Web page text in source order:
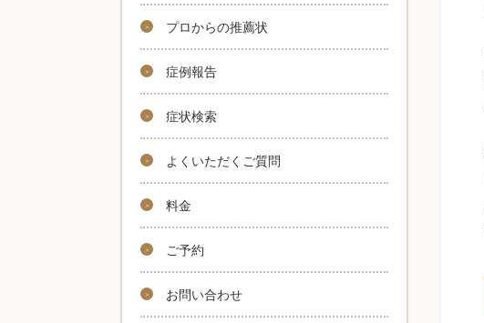
プロからの推薦状
症例報告
症状検索
よくいただくご質問
料金
ご予約
お問い合わせ